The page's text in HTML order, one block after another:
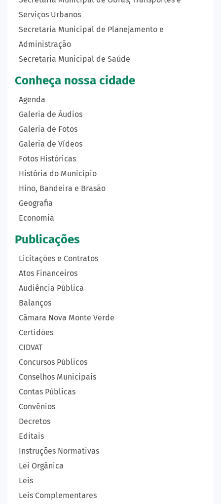
Serviços Urbanos
Secretaria Municipal de Planejamento e
Administração
Secretaria Municipal de Saúde
Conheça nossa cidade
Agenda
Galeria de Áudios
Galeria de Fotos
Galeria de Vídeos
Fotos Históricas
História do Município
Hino, Bandeira e Brasão
Geografia
Economia
Publicações
Licitações e Contratos
Atos Financeiros
Audiência Pública
Balanços
Câmara Nova Monte Verde
Certidões
CIDVAT
Concursos Públicos
Conselhos Municipais
Contas Públicas
Convênios
Decretos
Editais
Instruções Normativas
Lei Orgânica
Leis
Leis Complementares